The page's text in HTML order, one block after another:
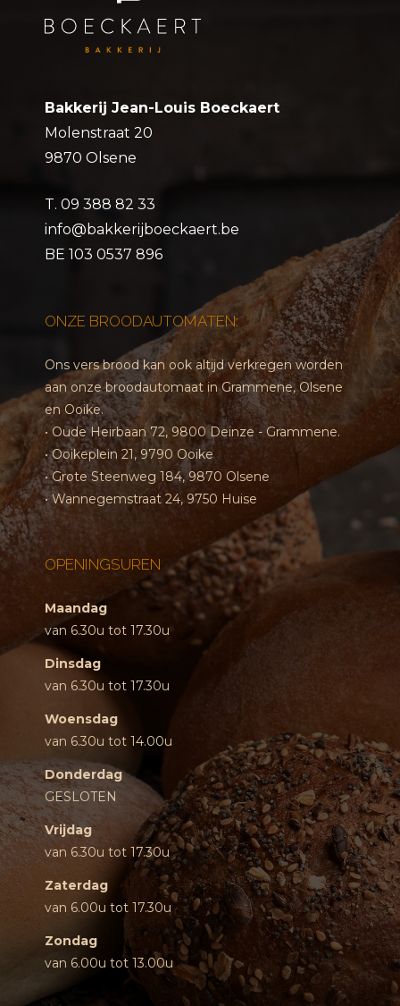
Bakkerij Jean-Louis Boeckaert
Molenstraat 20
9870 Olsene
T. 09 388 82 33
info@bakkerijboeckaert.be
BE 103 0537 896
ONZE BROODAUTOMATEN:
Ons vers brood kan ook altijd verkregen worden
aan onze broodautomaat in Grammene, Olsene
en Ooike.
• Oude Heirbaan 72, 9800 Deinze - Grammene.
• Ooikeplein 21, 9790 Ooike
• Grote Steenweg 184, 9870 Olsene
• Wannegemstraat 24, 9750 Huise
OPENINGSUREN
Maandag
van 6.30u tot 17.30u
Dinsdag
van 6.30u tot 17.30u
Woensdag
van 6.30u tot 14.00u
Donderdag
GESLOTEN
Vrijdag
van 6.30u tot 17.30u
Zaterdag
van 6.00u tot 17.30u
Zondag
van 6.00u tot 13.00u